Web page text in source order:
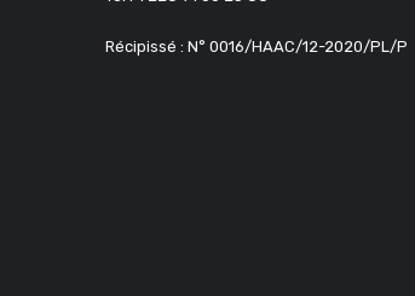
Récipissé : N° 0016/HAAC/12-2020/PL/P